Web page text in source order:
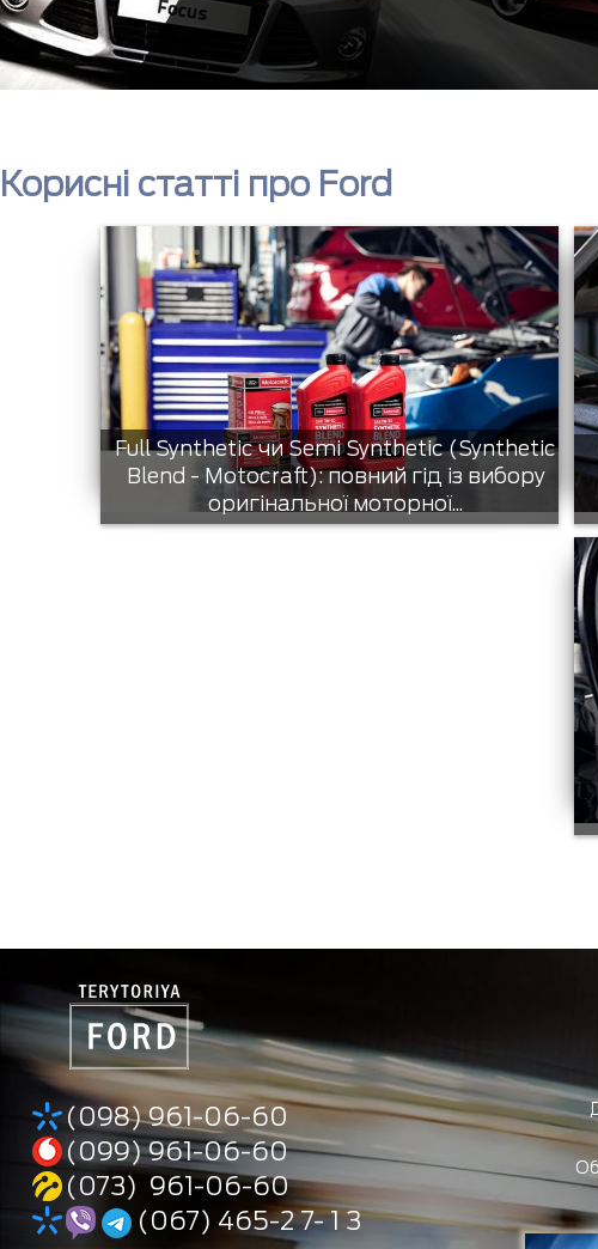
Корисні статті про Ford
Full Synthetic чи Semi Synthetic (Synthetic
Blend - Motocraft): повний гід із вибору
оригінальної моторної...
(098) 961-06-60
(099) 961-06-60
(073) 961-06-60
(067) 465-2 7- 1 3